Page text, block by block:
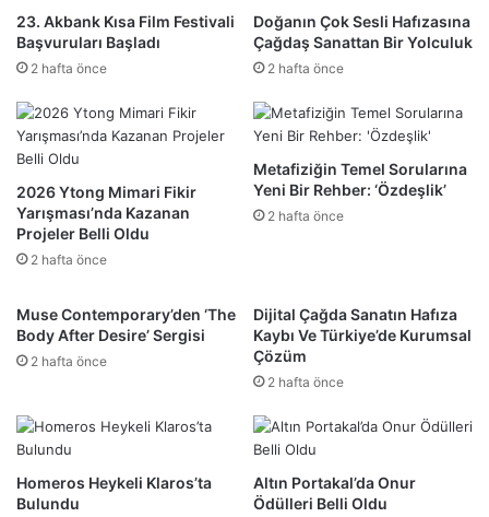
23. Akbank Kısa Film Festivali
Başvuruları Başladı
2 hafta önce
Doğanın Çok Sesli Hafızasına
Çağdaş Sanattan Bir Yolculuk
2 hafta önce
2026 Ytong Mimari Fikir
Yarışması’nda Kazanan
Projeler Belli Oldu
2 hafta önce
Metafiziğin Temel Sorularına
Yeni Bir Rehber: ‘Özdeşlik’
2 hafta önce
Muse Contemporary’den ‘The
Body After Desire’ Sergisi
2 hafta önce
Dijital Çağda Sanatın Hafıza
Kaybı Ve Türkiye’de Kurumsal
Çözüm
2 hafta önce
Homeros Heykeli Klaros’ta
Bulundu
Altın Portakal’da Onur
Ödülleri Belli Oldu